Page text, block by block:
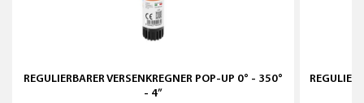
REGULIERBARER VERSENKREGNER POP-UP 0° - 350°
- 4”